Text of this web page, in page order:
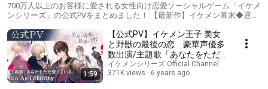
700万人以上のお客様に愛される女性向け恋愛ソーシャルゲーム「イケメ
ンシリーズ」の公式PVをまとめました！ 【最新作】イケメン幕末◆運命
じられた恋、イケメン夜曲◆ロミオと秘密のジュリエット、イケメン恋
戦◆平清盛の5本立てです。 ※他タイトルにつきましては現在準備中の
為、完成次第更新させて頂きます。
1:59
【公式PV】イケメン王子 美女
と野獣の最後の恋 豪華声優多
数出演/主題歌「あなたをただ
愛している」：Do As Infinity
イケメンシリーズ Official Channel
371K views
6 years ago